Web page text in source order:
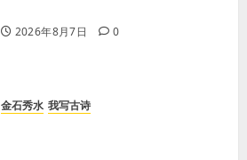
2026年8月7日 0
金石秀水 我写古诗